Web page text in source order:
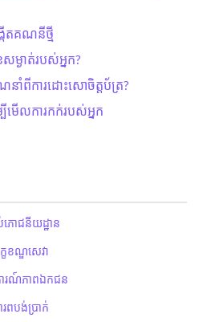
ើតគណនីថ្មី
សម្ងាត់​របស់អ្នក?
ាំពីការដោះសោ​ចិត្តប័ត្រ?
មើលការកក់របស់អ្នក
ភោជនីយដ្ឋាន
ខណ្ឌសេវា
រណ៍ភាពឯកជន
ពបង់ប្រាក់